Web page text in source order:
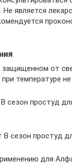
Не является
защищенном от
температуре
сезон простуд
В сезон простуд
для